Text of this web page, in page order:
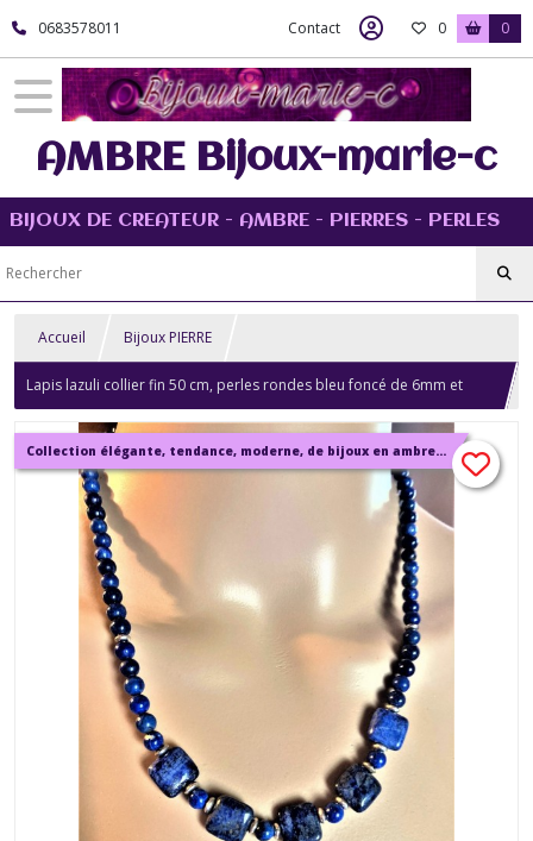
0683578011 Contact 0 0
AMBRE Bijoux-marie-c
BIJOUX DE CREATEUR - AMBRE - PIERRES - PERLES
Accueil Bijoux PIERRE
Lapis lazuli collier fin 50 cm, perles rondes bleu foncé de 6mm et
perles plates carrées bijou femme.
Collection élégante, tendance, moderne, de bijoux en ambre, pierre, perles.